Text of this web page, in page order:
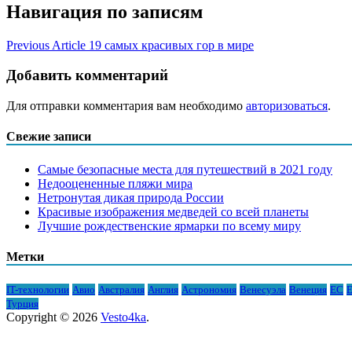
Навигация по записям
Previous Article 19 самых красивых гор в мире
Добавить комментарий
Для отправки комментария вам необходимо авторизоваться.
Свежие записи
Самые безопасные места для путешествий в 2021 году
Недооцененные пляжи мира
Нетронутая дикая природа России
Красивые изображения медведей со всей планеты
Лучшие рождественские ярмарки по всему миру
Метки
IT-технологии Авио Австралия Англия Астрономия Венесуэла Венеция ЕС
Турция
Copyright © 2026 Vesto4ka.